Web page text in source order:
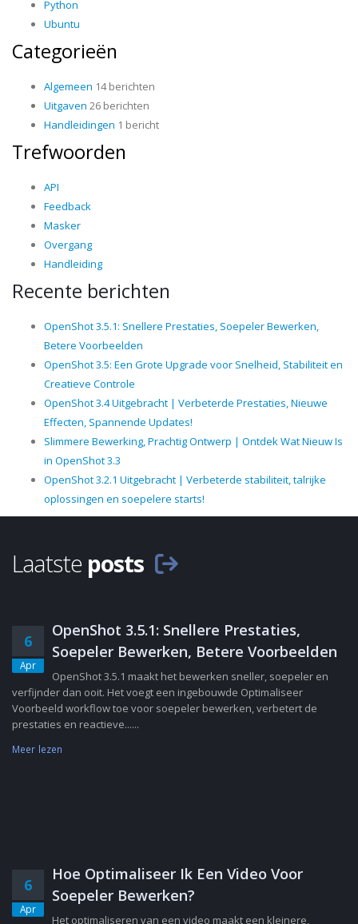
Python
Ubuntu
Categorieën
Algemeen 14 berichten
Uitgaven 26 berichten
Handleidingen 1 bericht
Trefwoorden
API
Feedback
Masker
Overgang
Handleiding
Recente berichten
OpenShot 3.5.1: Snellere Prestaties, Soepeler Bewerken,
Betere Voorbeelden
OpenShot 3.5: Een Grote Upgrade voor Snelheid, Stabiliteit en
Creatieve Controle
OpenShot 3.4 Uitgebracht | Verbeterde Prestaties, Nieuwe
Effecten, Spannende Updates!
Slimmere Bewerking, Prachtig Ontwerp | Ontdek Wat Nieuw Is
in OpenShot 3.3
OpenShot 3.2.1 Uitgebracht | Verbeterde stabiliteit, talrijke
oplossingen en soepelere starts!
Laatste posts
6
Apr
OpenShot 3.5.1: Snellere Prestaties,
Soepeler Bewerken, Betere Voorbeelden
OpenShot 3.5.1 maakt het bewerken sneller, soepeler en
verfijnder dan ooit. Het voegt een ingebouwde Optimaliseer
Voorbeeld workflow toe voor soepeler bewerken, verbetert de
prestaties en reactieve......
Meer lezen
6
Apr
Hoe Optimaliseer Ik Een Video Voor
Soepeler Bewerken?
Het optimaliseren van een video maakt een kleinere,